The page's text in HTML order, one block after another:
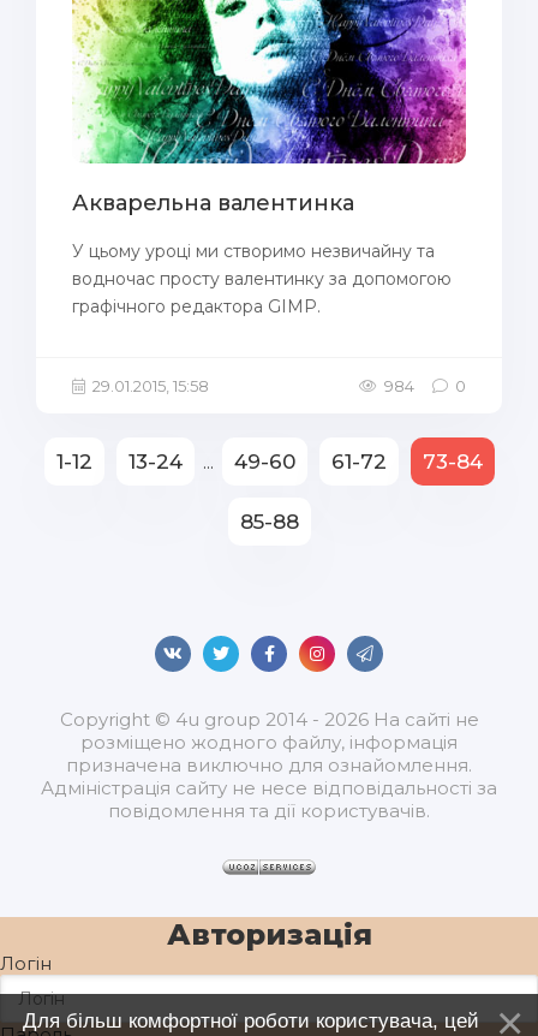
Акварельна валентинка
У цьому уроці ми створимо незвичайну та
водночас просту валентинку за допомогою
графічного редактора GIMP.
29.01.2015, 15:58 984 0
1-12 13-24 ... 49-60 61-72 73-84
85-88
Copyright © 4u group 2014 - 2026 На сайті не
розміщено жодного файлу, інформація
призначена виключно для ознайомлення.
Адміністрація сайту не несе відповідальності за
повідомлення та дії користувачів.
Авторизація
Логін
Для більш комфортної роботи користувача, цей